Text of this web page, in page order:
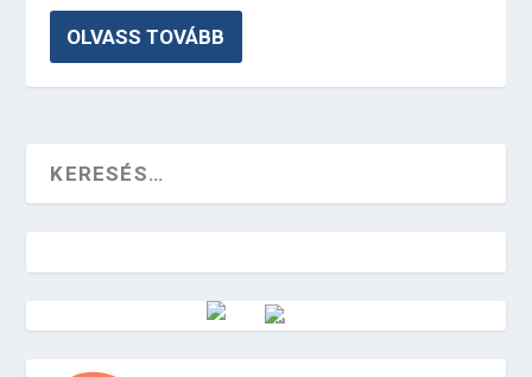
OLVASS TOVÁBB
Vörösmarty Rádió